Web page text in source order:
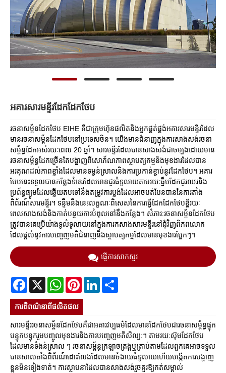
អគារសារមន្ទីរដែកដែកថែប
រចនាសម្ព័នដែកថែប EIHE គឺជាក្រុមហ៊ុនផលិតនិងអ្នកផ្គត់ផ្គង់អគារសារមន្ទីរដែល
មានរចនាសម្ព័នដែកថែបនៅប្រទេសចិន។ យើងមានជំនាញក្នុងការសាងសង់រចនា
សម្ព័ន្ធដែកអស់រយៈពេល 20 ឆ្នាំ។ សារមន្ទីរដែលបានសាងសង់ជាចម្បងដោយមាន
រចនាសម្ព័ន្ធដែកច្រើនតែបង្ហាញពីសោភ័ណភាពស្ថាបត្យកម្មនិងមុខងារដែលបាន
អរគុណដល់ភាពខ្លាំងដែលមានទម្ងន់ស្រាលនិងការប្រកាន់ខ្ជាប់នូវដែកថែប។ អគារ
បែបនេះទទួលបានកន្លែងទំនេរដែលមានជួរធំទូលាយតាមរយៈធ្នឹមដែកជួរឈរនិង
ប្រព័ន្ធធ្យូមដែលឆ្លើយតបទៅនឹងតម្រូវការប្លង់ដែលអាចបត់បែនបាននៃការតាំង
ពិព័រណ៍សារមន្ទីរ។ ទន្ទឹមនឹងនេះលក្ខណៈពិសេសនៃការធ្វើដែកដែកថែបខ្លីរយៈ
ពេលសាងសង់និងកាត់បន្ថយការបំពុលនៅនឹងកន្លែង។ សំភារៈរចនាសម្ព័នដែកថែប
ត្រូវបានគេប្រើយ៉ាងទូលំទូលាយនៅក្នុងការកសាងសារមន្ទីរនៅជុំវិញពិភពលោក
ដែលផ្តល់នូវការបញ្ចេញមតិជំនាញនិងស្ថាបត្យកម្មដែលមានមុខងារប្លែកៗ។
ផ្ញើការសាកសួរ
Facebook
X WhatsAppPinterestLinkedIn
ការ​ពិពណ៌នា​ពី​ផលិតផល
សារមន្ទីររចនាសម្ព័នដែកថែបគឺជាអគារវប្បធម៌ដែលមានដែកថែបជារចនាសម្ព័ន្ធផ្ទុក
បន្ទុកបន្ទុករួមបញ្ចូលមុខងារនិងការបញ្ចេញមតិសិល្បៈ។ តាមរយៈស៊ុមដែកថែប
ដែលមានទំងន់ស្រាល ៗ រចនាសម្ព័ន្ធក្រឡាចត្រង្គឬត្រាប់តាមដែលពួកគេអាចទទួល
បានសាលតាំងពិព័រណ៍ដោះលែងដែលមានចំងាយធំទូលាយហើយបង្កើតការបង្ហាញ
ខ្លួនមិនទៀងទាត់។ ការស្ថាបនាដែលបានសាងសង់រួចគួរឱ្យកត់សម្គាល់